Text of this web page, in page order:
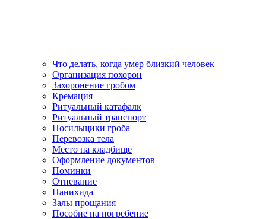
Что делать, когда умер близкий человек
Организация похорон
Захоронение гробом
Кремация
Ритуальный катафалк
Ритуальный транспорт
Носильщики гроба
Перевозка тела
Место на кладбище
Оформление документов
Поминки
Отпевание
Панихида
Залы прощания
Пособие на погребение